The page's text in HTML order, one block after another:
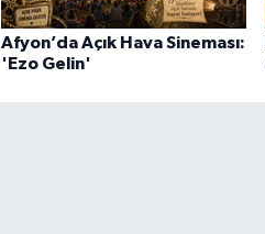
Afyon’da Açık Hava Sineması:
'Ezo Gelin'